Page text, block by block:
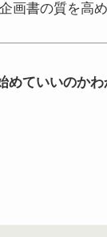
画書の質を高
ていいのかわ